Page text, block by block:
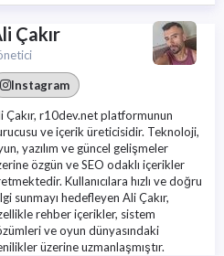
Çakır
Instagram
Çakır, r10dev.net platformunun
ve içerik üreticisidir. Teknoloji,
yazılım ve güncel gelişmeler
özgün ve SEO odaklı içerikler
Kullanıcılara hızlı ve doğru
sunmayı hedefleyen Ali Çakır,
rehber içerikler, sistem
ve oyun dünyasındaki
üzerine uzmanlaşmıştır.